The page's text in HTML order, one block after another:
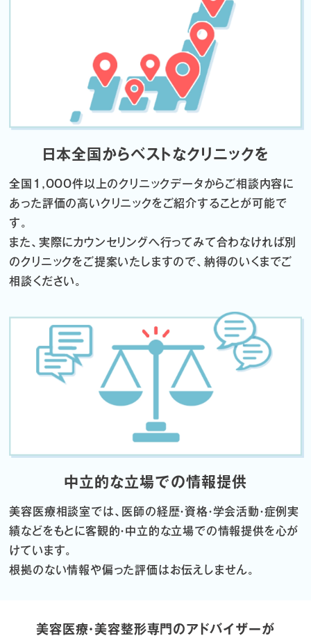
日本全国からベストなクリニックを
全国1,000件以上のクリニックデータからご相談内容に
あった評価の高いクリニックをご紹介することが可能で
す。
また、実際にカウンセリングへ行ってみて合わなければ別
のクリニックをご提案いたしますので、納得のいくまでご
相談ください。
中立的な立場での情報提供
美容医療相談室では、医師の経歴・資格・学会活動・症例実
績などをもとに客観的・中立的な立場での情報提供を心が
けています。
根拠のない情報や偏った評価はお伝えしません。
美容医療・美容整形専門のアドバイザーが